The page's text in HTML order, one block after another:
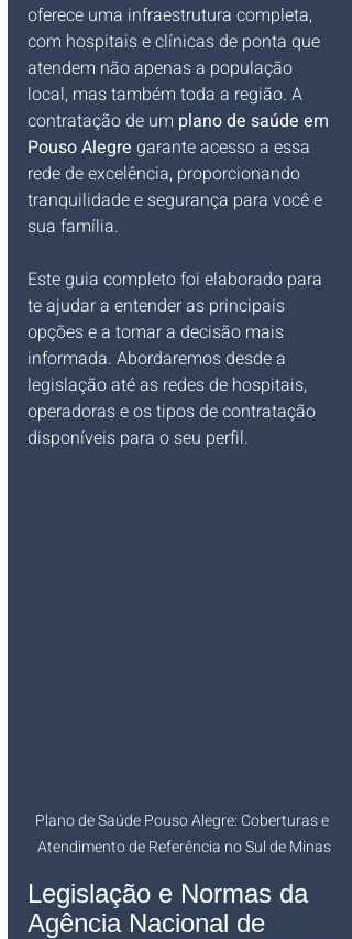
oferece uma infraestrutura completa,
com hospitais e clínicas de ponta que
atendem não apenas a população
local, mas também toda a região. A
contratação de um plano de saúde em
Pouso Alegre garante acesso a essa
rede de excelência, proporcionando
tranquilidade e segurança para você e
sua família.
Este guia completo foi elaborado para
te ajudar a entender as principais
opções e a tomar a decisão mais
informada. Abordaremos desde a
legislação até as redes de hospitais,
operadoras e os tipos de contratação
disponíveis para o seu perfil.
Plano de Saúde Pouso Alegre: Coberturas e
Atendimento de Referência no Sul de Minas
Legislação e Normas da
Agência Nacional de